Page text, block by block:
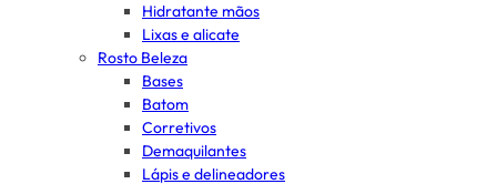
Hidratante mãos
Lixas e alicate
Rosto Beleza
Bases
Batom
Corretivos
Demaquilantes
Lápis e delineadores